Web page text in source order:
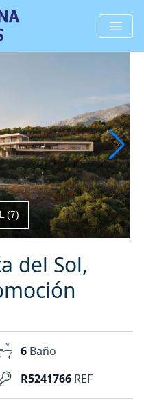
(7)
del Sol,
R5241766 REF
6 Baño